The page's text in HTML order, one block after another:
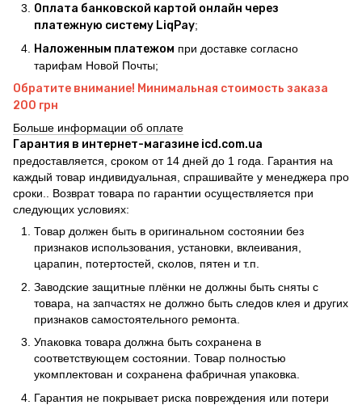
Оплата банковской картой онлайн через
платежную систему LiqPay;
Наложенным платежом при доставке согласно
тарифам Новой Почты;
Обратите внимание! Минимальная стоимость заказа
200 грн
Больше информации об оплате
Гарантия в интернет-магазине icd.com.ua
предоставляется, сроком от 14 дней до 1 года. Гарантия на
каждый товар индивидуальная, спрашивайте у менеджера про
сроки.. Возврат товара по гарантии осуществляется при
следующих условиях:
Товар должен быть в оригинальном состоянии без
признаков использования, установки, вклеивания,
царапин, потертостей, сколов, пятен и т.п.
Заводские защитные плёнки не должны быть сняты с
товара, на запчастях не должно быть следов клея и других
признаков самостоятельного ремонта.
Упаковка товара должна быть сохранена в
соответствующем состоянии. Товар полностью
укомплектован и сохранена фабричная упаковка.
Гарантия не покрывает риска повреждения или потери